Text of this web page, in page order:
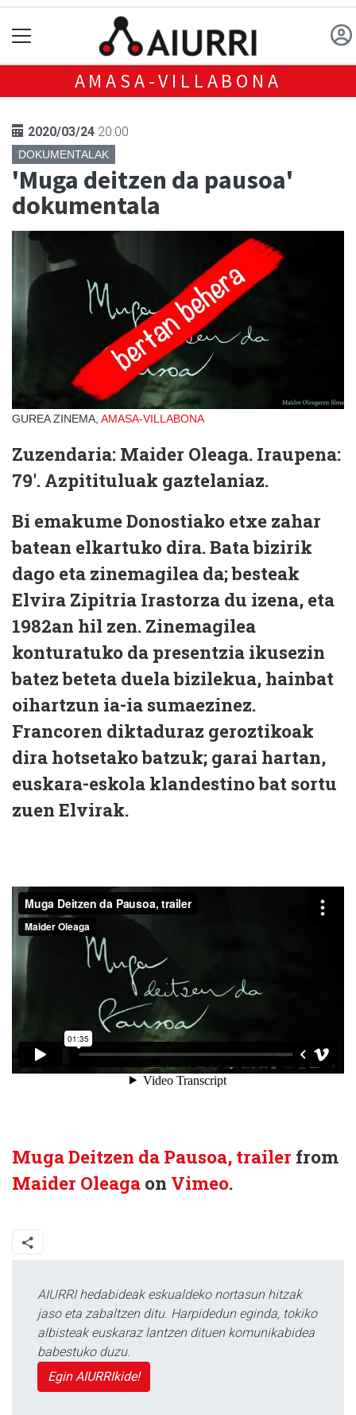
AMASA-VILLABONA
2020/03/24 20:00
DOKUMENTALAK
'Muga deitzen da pausoa'
dokumentala
GUREA ZINEMA, AMASA-VILLABONA
Zuzendaria: Maider Oleaga. Iraupena:
79'. Azpitituluak gaztelaniaz.
Bi emakume Donostiako etxe zahar
batean elkartuko dira. Bata bizirik
dago eta zinemagilea da; besteak
Elvira Zipitria Irastorza du izena, eta
1982an hil zen. Zinemagilea
konturatuko da presentzia ikusezin
batez beteta duela bizilekua, hainbat
oihartzun ia-ia sumaezinez.
Francoren diktaduraz geroztikoak
dira hotsetako batzuk; garai hartan,
euskara-eskola klandestino bat sortu
zuen Elvirak.
Muga Deitzen da Pausoa, trailer from
Maider Oleaga on Vimeo.
AIURRI hedabideak eskualdeko nortasun hitzak
jaso eta zabaltzen ditu. Harpidedun eginda, tokiko
albisteak euskaraz lantzen dituen komunikabidea
babestuko duzu.
Egin AIURRIkide!